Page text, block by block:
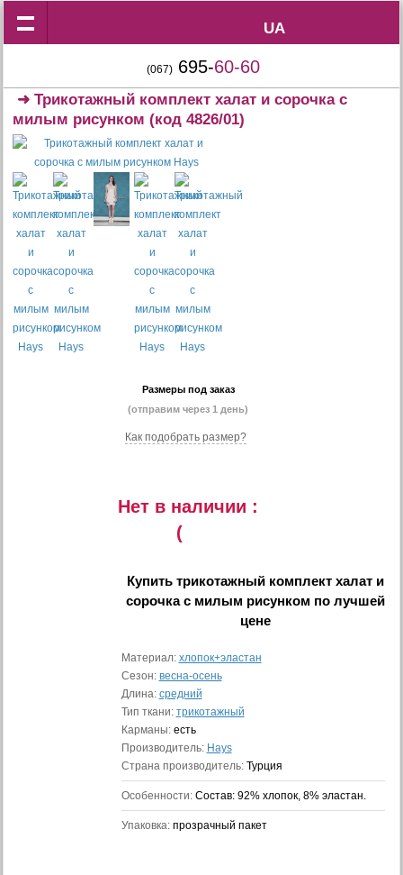
UA
UA
(067) 695-60-60
➜Трикотажный комплект халат и сорочка с
милым рисунком (код 4826/01)
Размеры под заказ
(отправим через 1 день)
Как подобрать размер?
Нет в наличии :
(
Купить трикотажный комплект халат и
сорочка с милым рисунком по лучшей
цене
Материал: хлопок+эластан
Сезон: весна-осень
Длина: средний
Тип ткани: трикотажный
Карманы: есть
Производитель: Hays
Страна производитель: Турция
Особенности: Состав: 92% хлопок, 8% эластан.
Упаковка: прозрачный пакет